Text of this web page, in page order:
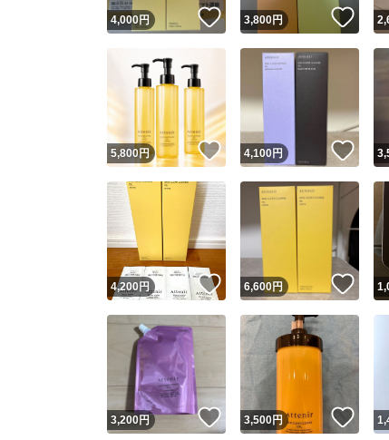
取引
スピ
※この
ス
4,000円 いいね！
3,800円 い
5,800円 いいね！
4,100円 い
4,200 円 いいね！
6,600円 い
3,200円 いいね！
3,500円 い